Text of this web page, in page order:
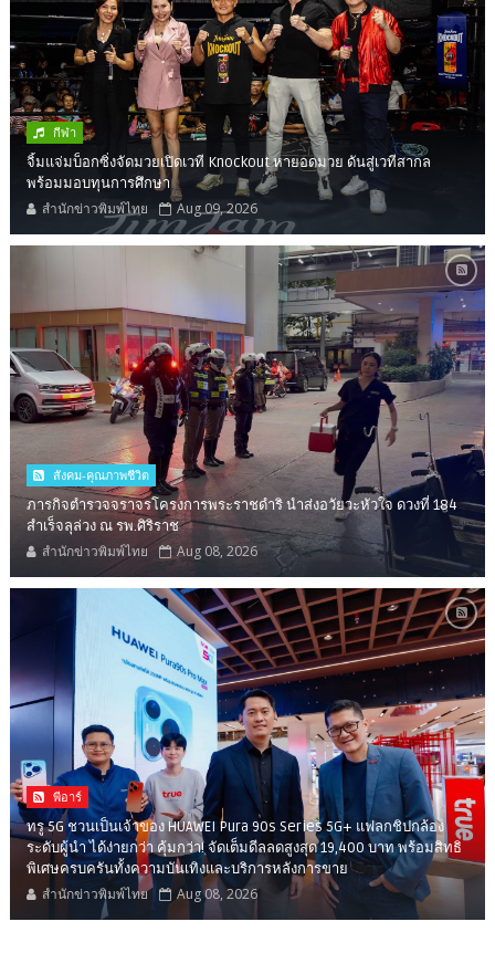
กีฬา
จิ้มแจ่มบ็อกซิ่งจัดมวยเปิดเวที Knockout หายอดมวย ดันสู่เวทีสากล
พร้อมมอบทุนการศึกษา
สำนักข่าวพิมพ์ไทย Aug 09, 2026
สังคม-คุณภาพชีวิต
ภารกิจตำรวจจราจรโครงการพระราชดำริ นำส่งอวัยวะหัวใจ ดวงที่ 184
สำเร็จลุล่วง ณ รพ.ศิริราช
สำนักข่าวพิมพ์ไทย Aug 08, 2026
พีอาร์
ทรู 5G ชวนเป็นเจ้าของ HUAWEI Pura 90s Series 5G+ แฟลกชิปกล้อง
ระดับผู้นำ ได้ง่ายกว่า คุ้มกว่า! จัดเต็มดีลลดสูงสุด 19,400 บาท พร้อมสิทธิ
พิเศษครบครันทั้งความบันเทิงและบริการหลังการขาย
สำนักข่าวพิมพ์ไทย Aug 08, 2026